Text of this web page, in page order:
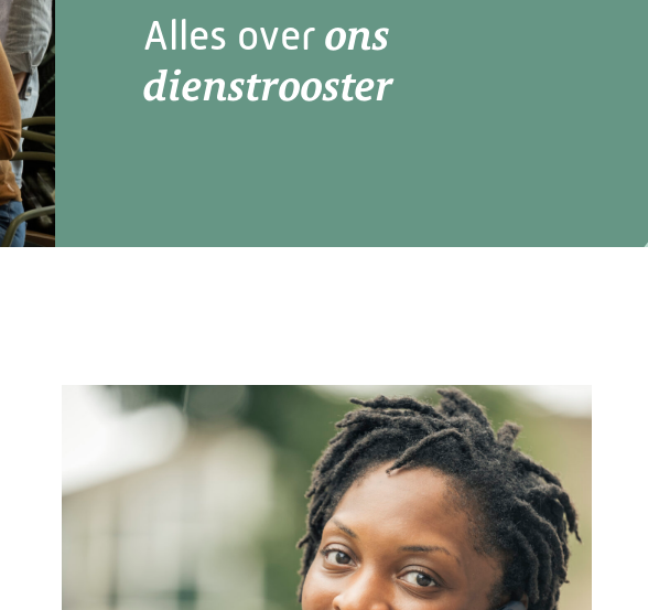
Alles overons
dienstrooster